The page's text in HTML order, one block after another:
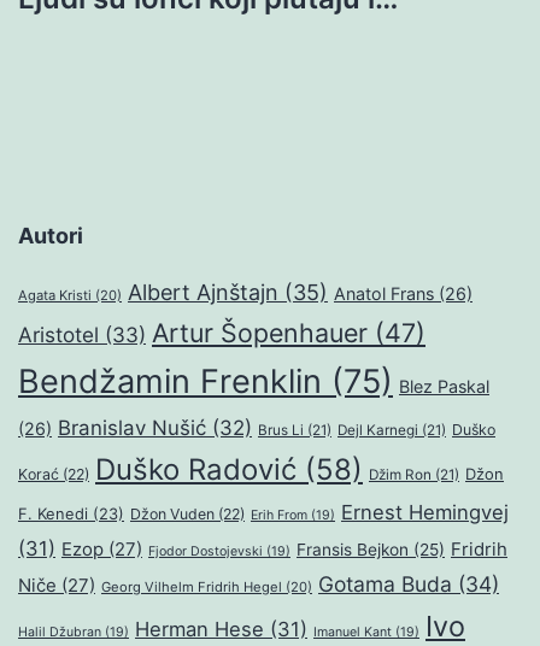
Autori
Agata Kristi (20) Albert Ajnštajn (35) Anatol Frans (26)
Aristotel (33) Artur Šopenhauer (47)
Bendžamin Frenklin (75) Blez Paskal
(26) Branislav Nušić (32) Brus Li (21) Dejl Karnegi (21) Duško
Korać (22) Duško Radović (58) Džim Ron (21) Džon
F. Kenedi (23) Džon Vuden (22) Erih From (19) Ernest Hemingvej
(31) Ezop (27) Fjodor Dostojevski (19) Fransis Bejkon (25) Fridrih
Niče (27) Georg Vilhelm Fridrih Hegel (20) Gotama Buda (34)
Halil Džubran (19) Herman Hese (31) Imanuel Kant (19)
Ivo